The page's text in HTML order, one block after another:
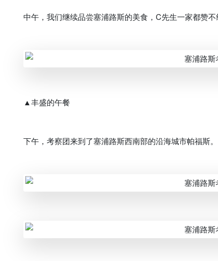
中午，我们继续品尝塞浦路斯的美食，C先生一家都赞
▲丰盛的午餐
下午，考察团来到了塞浦路斯西南部的沿海城市帕福斯。